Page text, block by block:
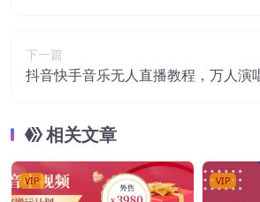
下一篇
抖音快手音乐无人直播教程，万人演
相关文章
VIP VIP